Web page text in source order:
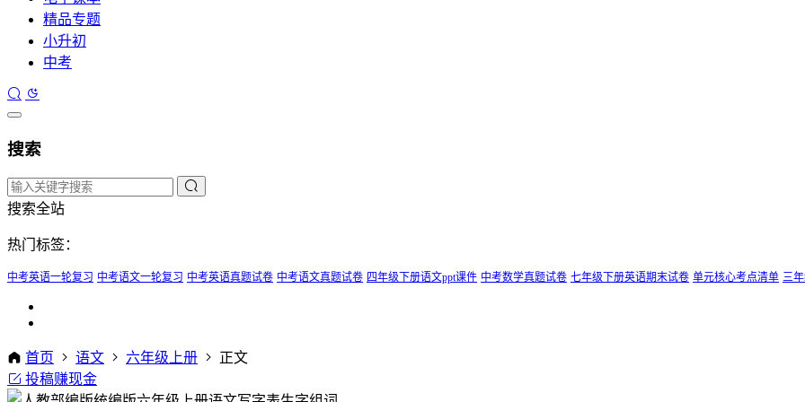
精品专题
小升初
中考
搜索
搜索全站
热门标签：
中考英语一轮复习 中考语文一轮复习 中考英语真题试卷 中考语文真题试卷 四年级下册语文ppt课件 中考数学真题试卷 七年级下册英语期末试卷 单元核心考点清单 三
首页 语文 六年级上册
正文
投稿赚现金